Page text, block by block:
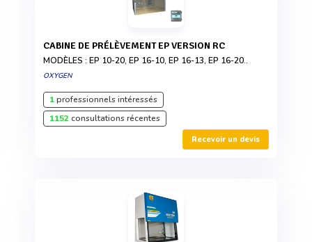
CABINE DE PRÉLÈVEMENT EP VERSION RC
MODÈLES : EP 10-20, EP 16-10, EP 16-13, EP 16-20..
OXYGEN
1professionnels intéressés
1152consultations récentes
Recevoir un devis